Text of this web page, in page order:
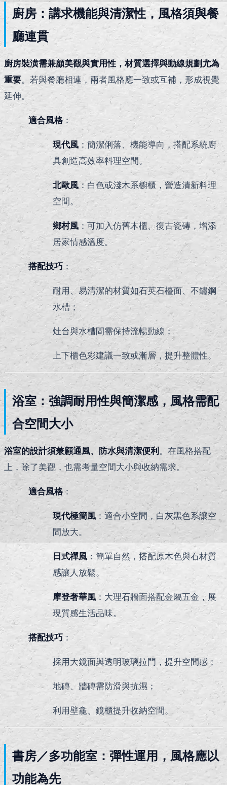
廚房：講求機能與清潔性，風格須與餐
廳連貫
廚房裝潢需兼顧美觀與實用性，材質選擇與動線規劃尤為
重要。若與餐廳相連，兩者風格應一致或互補，形成視覺
延伸。
適合風格：
現代風 ：簡潔俐落、機能導向，搭配系統廚
具創造高效率料理空間。
北歐風：白色或淺木系櫥櫃，營造清新料理
空間。
鄉村風 ：可加入仿舊木櫃、復古瓷磚，增添
居家情感溫度。
搭配技巧 ：
耐用、易清潔的材質如石英石檯面、不鏽鋼
水槽；
灶台與水槽間需保持流暢動線；
上下櫃色彩建議一致或漸層，提升整體性。
浴室：強調耐用性與簡潔感，風格需配
合空間大小
浴室的設計須兼顧通風、防水與清潔便利。在風格搭配
上，除了美觀，也需考量空間大小與收納需求。
適合風格：
現代極簡風：適合小空間，白灰黑色系讓空
間放大。
日式禪風 ：簡單自然，搭配原木色與石材質
感讓人放鬆。
摩登奢華風 ：大理石牆面搭配金屬五金，展
現質感生活品味。
搭配技巧：
採用大鏡面與透明玻璃拉門，提升空間感；
地磚、牆磚需防滑與抗濕；
利用壁龕、鏡櫃提升收納空間。
書房／多功能室：彈性運用，風格應以
功能為先